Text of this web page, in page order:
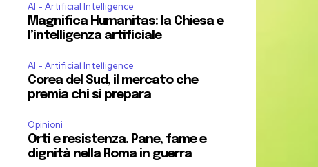
AI - Artificial Intelligence
Magnifica Humanitas: la Chiesa e
l’intelligenza artificiale
AI - Artificial Intelligence
Corea del Sud, il mercato che
premia chi si prepara
Opinioni
Orti e resistenza. Pane, fame e
dignità nella Roma in guerra